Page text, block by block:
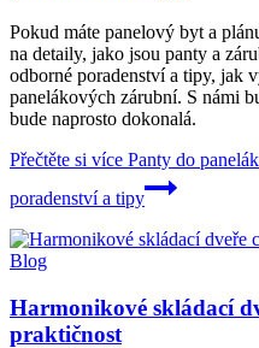
Pokud máte panelový byt a
na detaily, jako jsou panty a
odborné poradenství a tipy, jak
panelákových zárubní. S námi
bude naprosto dokonalá.
Přečtěte si více Panty do
poradenství a tipy
Blog
Harmonikové skládací
praktičnost